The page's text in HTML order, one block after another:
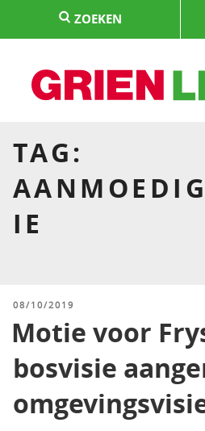
springen
ZOEKEN
TAG:
IE
GEPLAATST
08/10/2019
Motie voor
bosvisie